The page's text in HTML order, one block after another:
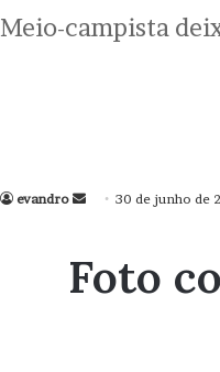
Meio-campista
evandro
Mande
mail
30 de junho de
Foto